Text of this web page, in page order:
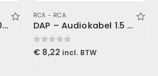
DAP – Audiokabel 3.0 M RCA to RCA Stereo
RCA - RCA
DAP – Audiokabel 1.5 M RCA to RCA Stereo
0out of 5
€ 8,22 incl. BTW